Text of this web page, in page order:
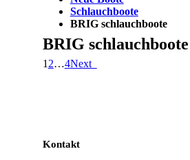
Schlauchboote
BRIG schlauchboote
BRIG schlauchboote
1 2…4Next
Kontakt